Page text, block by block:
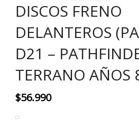
DISCOS FRENO
DELANTEROS
D21 –
TERRANO AÑOS
$56.990